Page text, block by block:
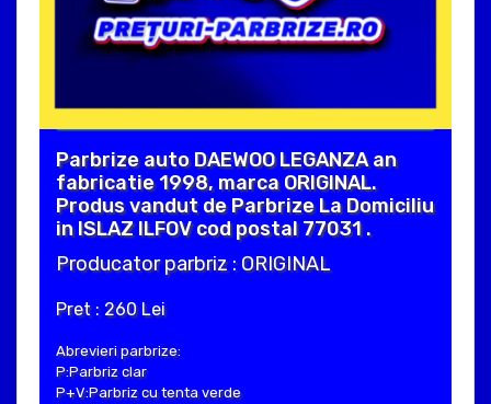
Parbrize auto DAEWOO LEGANZA an
fabricatie 1998, marca ORIGINAL.
Produs vandut de Parbrize La Domiciliu
in ISLAZ ILFOV cod postal 77031 .
Producator parbriz : ORIGINAL
Pret : 260 Lei
Abrevieri parbrize:
P:Parbriz clar
P+V:Parbriz cu tenta verde